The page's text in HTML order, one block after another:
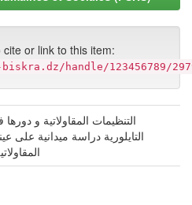
or link to this item:
handle/123456789/
التنظيمات المقاولاتية و
التايلورية دراسة ميدانية على